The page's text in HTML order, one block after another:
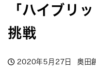
「ハイブリ
挑戦
投稿日
2020年5月27日
著
奥田